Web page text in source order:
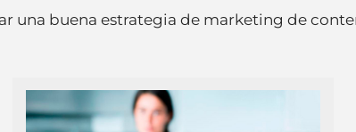
una buena estrategia de marketing de